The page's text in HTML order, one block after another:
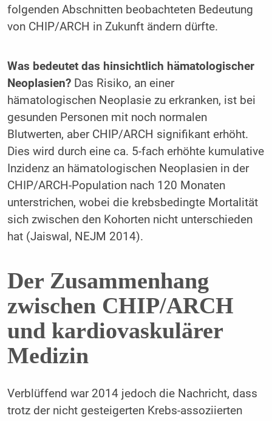
folgenden Abschnitten beobachteten Bedeutung
von CHIP/ARCH in Zukunft ändern dürfte.
Was bedeutet das hinsichtlich hämatologischer
Neoplasien? Das Risiko, an einer
hämatologischen Neoplasie zu erkranken, ist bei
gesunden Personen mit noch normalen
Blutwerten, aber CHIP/ARCH signifikant erhöht.
Dies wird durch eine ca. 5-fach erhöhte kumulative
Inzidenz an hämatologischen Neoplasien in der
CHIP/ARCH-Population nach 120 Monaten
unterstrichen, wobei die krebsbedingte Mortalität
sich zwischen den Kohorten nicht unterschieden
hat (Jaiswal, NEJM 2014).
Der Zusammenhang
zwischen CHIP/ARCH
und kardiovaskulärer
Medizin
Verblüffend war 2014 jedoch die Nachricht, dass
trotz der nicht gesteigerten Krebs-assoziierten